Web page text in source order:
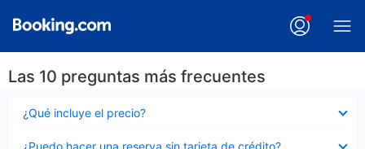
Las 10 preguntas más frecuentes
¿Qué incluye el precio?
cerrado
¿Puedo hacer una reserva sin tarjeta de crédito?